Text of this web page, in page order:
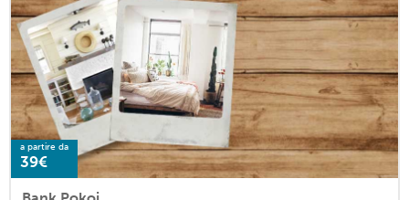
a partire da
39€